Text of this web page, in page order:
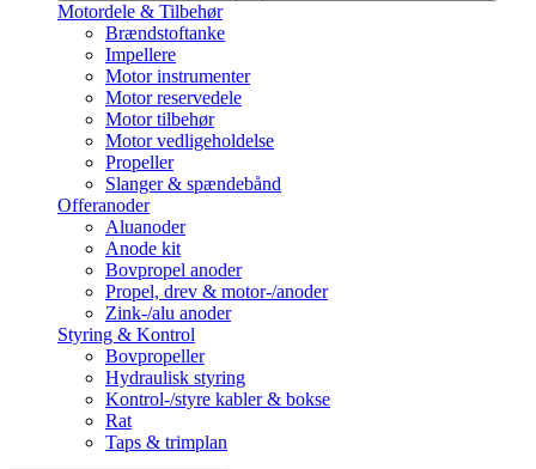
Motordele & Tilbehør
Brændstoftanke
Impellere
Motor instrumenter
Motor reservedele
Motor tilbehør
Motor vedligeholdelse
Propeller
Slanger & spændebånd
Offeranoder
Aluanoder
Anode kit
Bovpropel anoder
Propel, drev & motor-/anoder
Zink-/alu anoder
Styring & Kontrol
Bovpropeller
Hydraulisk styring
Kontrol-/styre kabler & bokse
Rat
Taps & trimplan